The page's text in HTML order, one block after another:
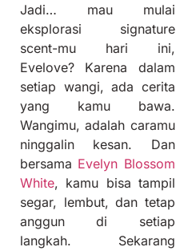
Jadi… mau mulai
eksplorasi signature
scent-mu hari ini,
Evelove? Karena dalam
setiap wangi, ada cerita
yang kamu bawa.
Wangimu, adalah caramu
ninggalin kesan. Dan
bersama Evelyn Blossom
White, kamu bisa tampil
segar, lembut, dan tetap
anggun di setiap
langkah. Sekarang